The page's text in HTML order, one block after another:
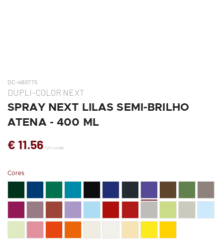
DC-480775
DUPLI-COLOR NEXT
SPRAY NEXT LILAS SEMI-BRILHO
ATENA - 400 ML
€ 11.56 IVA incluído
Cores